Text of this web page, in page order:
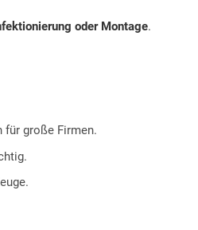
oder Montage.
für große Firmen.